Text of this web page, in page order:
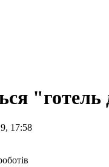
"готель
17:58